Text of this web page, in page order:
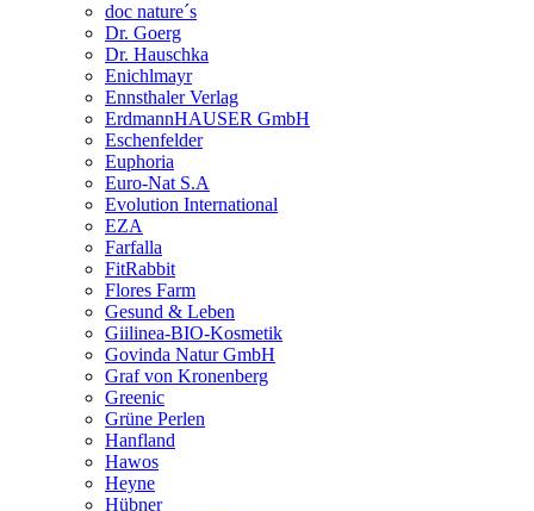
doc nature´s
Dr. Goerg
Dr. Hauschka
Enichlmayr
Ennsthaler Verlag
ErdmannHAUSER GmbH
Eschenfelder
Euphoria
Euro-Nat S.A
Evolution International
EZA
Farfalla
FitRabbit
Flores Farm
Gesund & Leben
Giilinea-BIO-Kosmetik
Govinda Natur GmbH
Graf von Kronenberg
Greenic
Grüne Perlen
Hanfland
Hawos
Heyne
Hübner